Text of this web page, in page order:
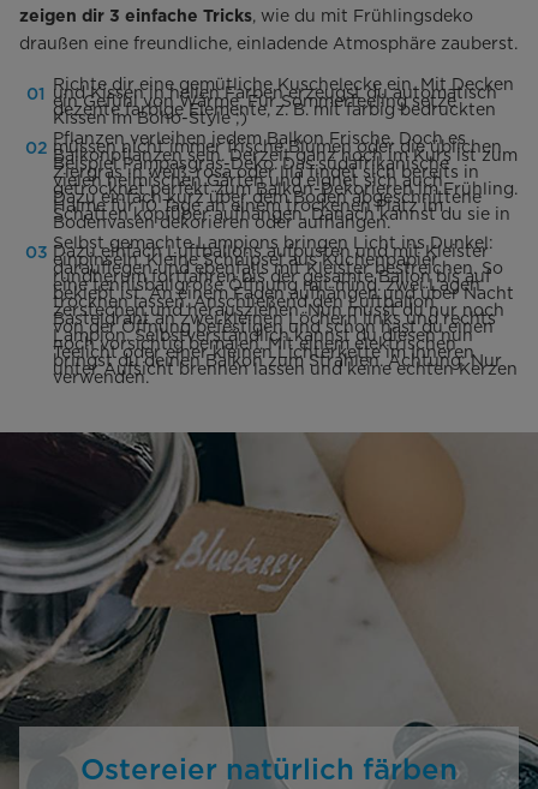
zeigen dir 3 einfache Tricks, wie du mit Frühlingsdeko
draußen eine freundliche, einladende Atmosphäre zauberst.
Richte dir eine gemütliche Kuschelecke ein. Mit Decken
und Kissen in hellen Farben erzeugst du automatisch
ein Gefühl von Wärme. Für Sommerfeeling setze
dezente farbige Elemente, z. B. mit farbig bedruckten
Kissen im Boho-Style ;)
Pflanzen verleihen jedem Balkon Frische. Doch es
müssen nicht immer frische Blumen oder die üblichen
Balkonpflanzen sein. Derzeit ganz hoch im Kurs ist zum
Beispiel Pampasgras-Deko. Das südafrikanische
Ziergras in weiß, rosa oder lila findet sich bereits in
vielen heimischen Gärten und eignet sich auch
getrocknet perfekt zum Balkon-Dekorieren im Frühling.
Dazu einfach kurz über dem Boden abgeschnittene
Halme für 10 Tage an einem trockenen Platz im
Schatten kopfüber aufhängen. Danach kannst du sie in
Bodenvasen dekorieren oder aufhängen.
Selbst gemachte Lampions bringen Licht ins Dunkel:
Dazu einfach Luftballons aufpusten und mit Kleister
einpinseln. Kleine Schnipsel aus Küchenpapier
darauflegen und ebenfalls mit Kleister bestreichen. So
rundherum fortfahren bis der gesamte Ballon bis auf
eine tennisballgroße Öffnung mit mind. zwei Lagen
beklebt ist. An einem Faden aufhängen und über Nacht
trocknen lassen. Anschließend den Luftballon
zerstechen und herausziehen. Nun musst du nur noch
Basteldraht an zwei kleinen Löchern links und rechts
von der Öffnung befestigen und schon hast du einen
Lampion. Selbstverständlich kannst du diesen nun
noch vorsichtig bemalen. Mit einem elektrischen
Teelicht oder einer kleinen Lichterkette im Inneren
bringst du deinen Balkon zum Strahlen. Achtung: Nur
unter Aufsicht brennen lassen und keine echten Kerzen
verwenden.
Ostereier natürlich färben